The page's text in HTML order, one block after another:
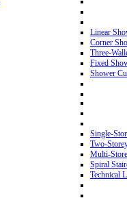
Linear
Corner
Three-
Fixed
Shower
Single-
Two-
Multi-
Spiral
Technical